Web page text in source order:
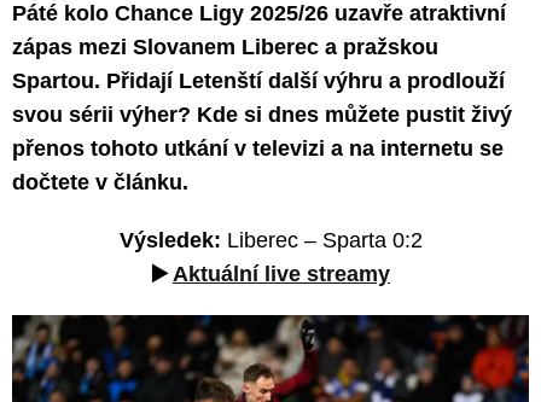
Páté kolo Chance Ligy 2025/26 uzavře atraktivní
zápas mezi Slovanem Liberec a pražskou
Spartou. Přidají Letenští další výhru a prodlouží
svou sérii výher? Kde si dnes můžete pustit živý
přenos tohoto utkání v televizi a na internetu se
dočtete v článku.
Výsledek: Liberec – Sparta 0:2
▶️Aktuální live streamy